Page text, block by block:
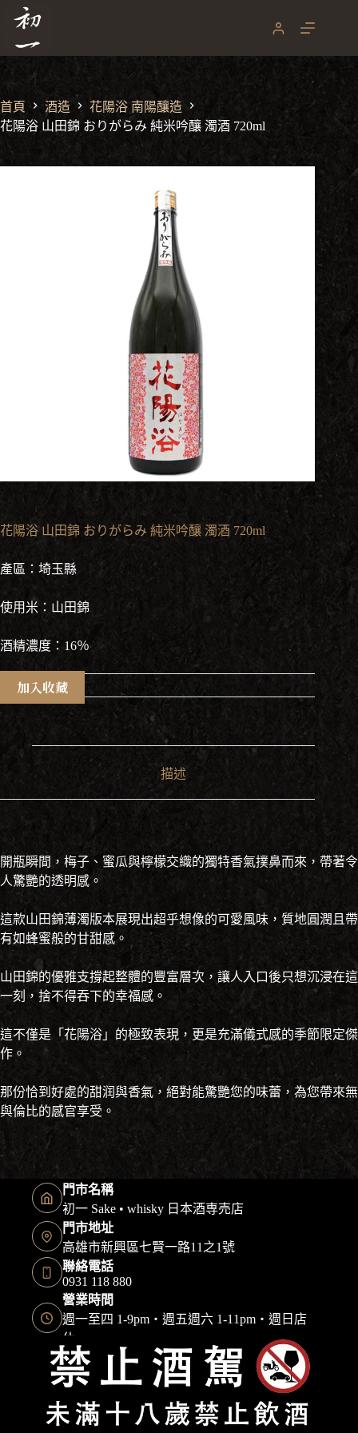
容
首頁 酒造
花陽浴 南陽釀造
花陽浴 山田錦 おりがらみ 純米吟釀 濁酒 720ml
花陽浴 山田錦 おりがらみ 純米吟釀 濁酒 720ml
產區：埼玉縣
使用米：山田錦
酒精濃度：16％
加入收藏
描述
開瓶瞬間，梅子、蜜瓜與檸檬交織的獨特香氣撲鼻而來，帶著令
人驚艷的透明感。
這款山田錦薄濁版本展現出超乎想像的可愛風味，質地圓潤且帶
有如蜂蜜般的甘甜感。
山田錦的優雅支撐起整體的豐富層次，讓人入口後只想沉浸在這
一刻，捨不得吞下的幸福感。
這不僅是「花陽浴」的極致表現，更是充滿儀式感的季節限定傑
作。
那份恰到好處的甜润與香氣，絕對能驚艷您的味蕾，為您帶來無
與倫比的感官享受。
門市名稱
初一 Sake • whisky 日本酒専売店
門市地址
高雄市新興區七賢一路11之1號
聯絡電話
0931 118 880
營業時間
週一至四 1-9pm・週五週六 1-11pm・週日店
休
Copyright © 2026 初一日本酒 保留一切權利｜本網站由
快找整合顧問建置維護